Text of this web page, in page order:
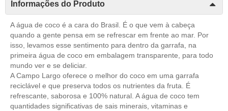
Informações do Produto
A água de coco é a cara do Brasil. É o que vem à cabeça
quando a gente pensa em se refrescar em frente ao mar. Por
isso, levamos esse sentimento para dentro da garrafa, na
primeira água de coco em embalagem transparente, para todo
mundo ver e se deliciar.
A Campo Largo oferece o melhor do coco em uma garrafa
reciclável e que preserva todos os nutrientes da fruta. É
refrescante, saborosa e 100% natural. A água de coco tem
quantidades significativas de sais minerais, vitaminas e